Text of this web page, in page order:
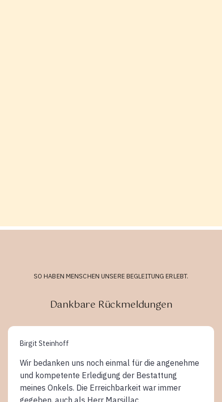
SO HABEN MENSCHEN UNSERE BEGLEITUNG ERLEBT.
Dankbare Rückmeldungen
Birgit Steinhoff
Wir bedanken uns noch einmal für die angenehme
und kompetente Erledigung der Bestattung
meines Onkels. Die Erreichbarkeit war immer